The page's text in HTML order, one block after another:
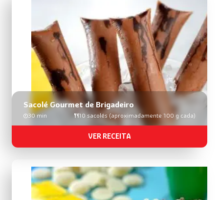
Sacolé Gourmet de Brigadeiro
30 min 10 sacolés (aproximadamente 100 g cada)
VER RECEITA